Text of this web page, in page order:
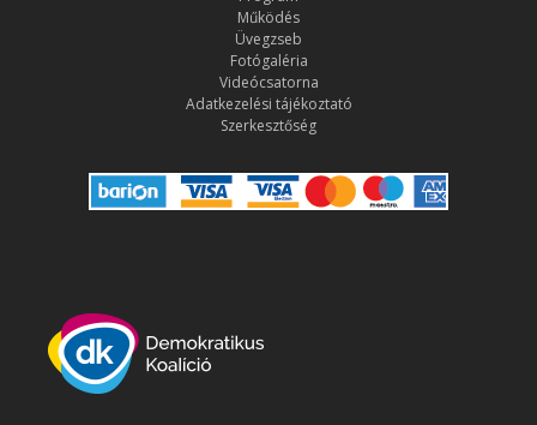
Működés
Üvegzseb
Fotógaléria
Videócsatorna
Adatkezelési tájékoztató
Szerkesztőség